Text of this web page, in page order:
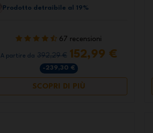
Prodotto detraibile al 19%
67 recensioni
A partire da 392,29 € 152,99 €
-239,30 €
SCOPRI DI PIÙ